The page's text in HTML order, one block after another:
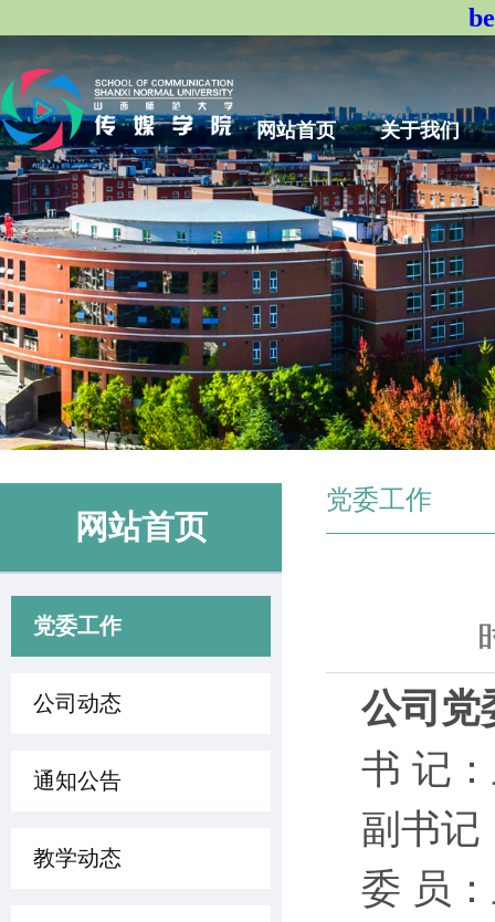
网站首页 关于我们
网站首页
党委工作
公司动态
通知公告
教学动态
党委工作
公司党
书 记
副书记
委 员